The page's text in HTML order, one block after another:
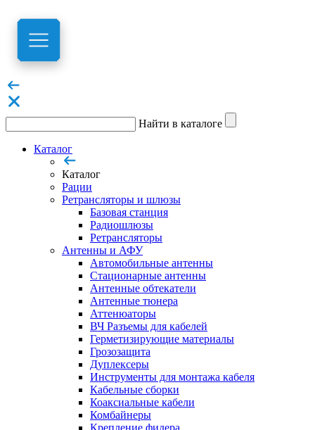
Найти в каталоге
Каталог
Каталог
Рации
Ретрансляторы и шлюзы
Базовая станция
Радиошлюзы
Ретрансляторы
Антенны и АФУ
Автомобильные антенны
Стационарные антенны
Антенные обтекатели
Антенные тюнера
Аттенюаторы
ВЧ Разъемы для кабелей
Герметизирующие материалы
Грозозащита
Дуплексеры
Инструменты для монтажа кабеля
Кабельные сборки
Коаксиальные кабели
Комбайнеры
Крепление фидера